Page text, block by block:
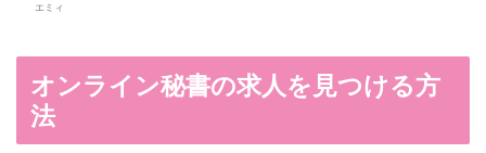
エミィ
オンライン秘書の求人を見つける方
法